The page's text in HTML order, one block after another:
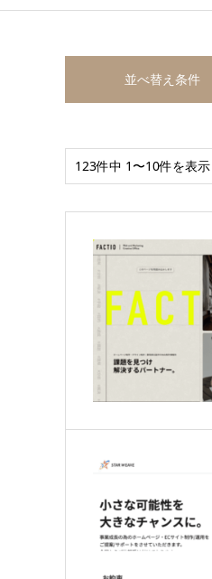
並べ替え条件
123件中 1〜10件を表示